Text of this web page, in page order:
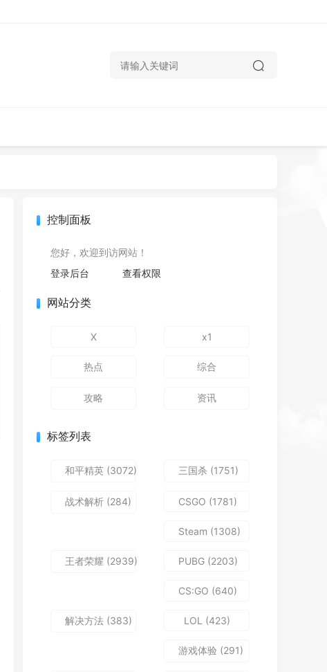
控制面板
您好，欢迎到访网站！
登录后台
查看权限
网站分类
X x1
热点 综合
攻略 资讯
标签列表
和平精英 (3072) 三国杀 (1751)
战术解析 (284) CSGO (1781)
Steam (1308)
王者荣耀 (2939) PUBG (2203)
CS:GO (640)
解决方法 (383) LOL (423)
游戏体验 (291)